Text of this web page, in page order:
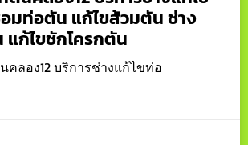
มท่อตัน แก้ไขส้วมตัน ช่าง
แก้ไขชักโครกตัน
ลอง12 บริการช่างแก้ไขท่อ